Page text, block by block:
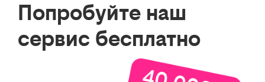
Попробуйте наш
сервис бесплатно